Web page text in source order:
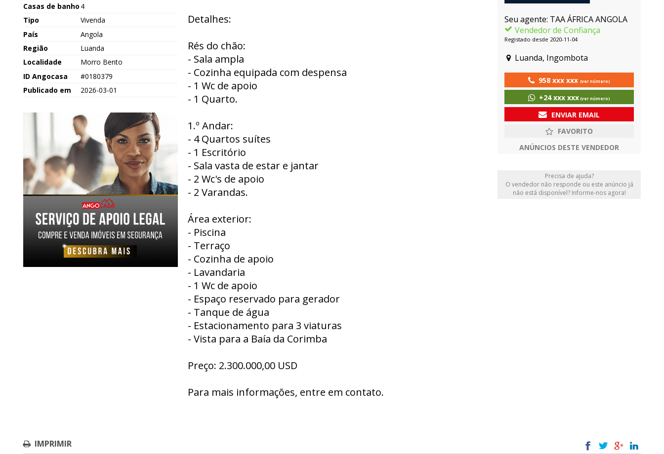
Casas de banho 4
Tipo
Vivenda
País
Angola
Região
Luanda
Localidade
Morro Bento
ID Angocasa
#0180379
Publicado em
2026-03-01
Detalhes:
Rés do chão:
- Sala ampla
- Cozinha equipada com despensa
- 1 Wc de apoio
- 1 Quarto.
1.º Andar:
- 4 Quartos suítes
- 1 Escritório
- Sala vasta de estar e jantar
- 2 Wc's de apoio
- 2 Varandas.
Área exterior:
- Piscina
- Terraço
- Cozinha de apoio
- Lavandaria
- 1 Wc de apoio
- Espaço reservado para gerador
- Tanque de água
- Estacionamento para 3 viaturas
- Vista para a Baía da Corimba
Preço: 2.300.000,00 USD
Para mais informações, entre em contato.
Seu agente: TAA ÁFRICA ANGOLA
Vendedor de Confiança
Registado desde 2020-11-04
Luanda, Ingombota
958 xxx xxx(ver número)
+24 xxx xxx(ver número)
ENVIAR EMAIL
ANÚNCIOS DESTE VENDEDOR
Precisa de ajuda?
O vendedor não responde ou este anúncio já
não está disponível? Informe-nos agora!
IMPRIMIR